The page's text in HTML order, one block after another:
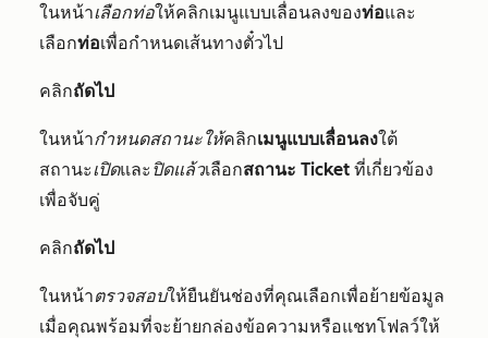
ในหน้าเลือกท่อให้คลิกเมนูแบบเลื่อนลงของท่อและ
เลือกท่อเพื่อกำหนดเส้นทางตั๋วไป
คลิกถัดไป
ในหน้ากำหนดสถานะให้คลิกเมนูแบบเลื่อนลงใต้
สถานะเปิดและ ปิดแล้วเลือกสถานะ Ticket ที่เกี่ยวข้อง
เพื่อจับคู่
คลิกถัดไป
ในหน้าตรวจสอบให้ยืนยันช่องที่คุณเลือกเพื่อย้ายข้อมูล
เมื่อคุณพร้อมที่จะย้ายกล่องข้อความหรือแชทโฟลว์ให้